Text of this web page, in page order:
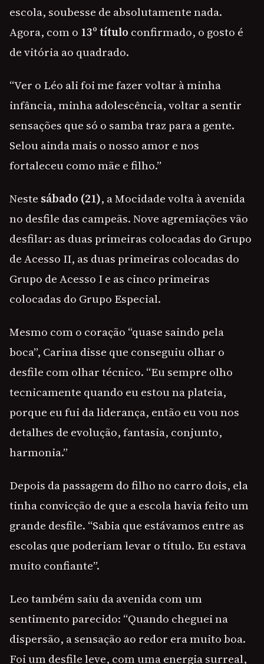
escola, soubesse de absolutamente nada.
Agora, com o 13º título confirmado, o gosto é
de vitória ao quadrado.
“Ver o Léo ali foi me fazer voltar à minha
infância, minha adolescência, voltar a sentir
sensações que só o samba traz para a gente.
Selou ainda mais o nosso amor e nos
fortaleceu como mãe e filho.”
Neste sábado (21), a Mocidade volta à avenida
no desfile das campeãs. Nove agremiações vão
desfilar: as duas primeiras colocadas do Grupo
de Acesso II, as duas primeiras colocadas do
Grupo de Acesso I e as cinco primeiras
colocadas do Grupo Especial.
Mesmo com o coração “quase saindo pela
boca”, Carina disse que conseguiu olhar o
desfile com olhar técnico. “Eu sempre olho
tecnicamente quando eu estou na plateia,
porque eu fui da liderança, então eu vou nos
detalhes de evolução, fantasia, conjunto,
harmonia.”
Depois da passagem do filho no carro dois, ela
tinha convicção de que a escola havia feito um
grande desfile. “Sabia que estávamos entre as
escolas que poderiam levar o título. Eu estava
muito confiante”.
Leo também saiu da avenida com um
sentimento parecido: “Quando cheguei na
dispersão, a sensação ao redor era muito boa.
Foi um desfile leve, com uma energia surreal,